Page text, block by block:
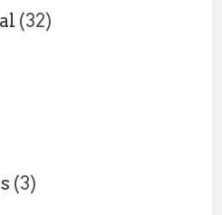
(32)
(3)